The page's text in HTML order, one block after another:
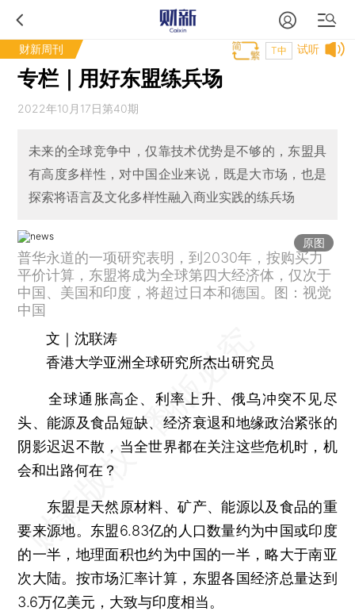
财新周刊 试听
T中
专栏｜用好东盟练兵场
2022年10月17日第40期
未来的全球竞争中，仅靠技术优势是不够的，东盟具
有高度多样性，对中国企业来说，既是大市场，也是
探索将语言及文化多样性融入商业实践的练兵场
原图
普华永道的一项研究表明，到2030年，按购买力
平价计算，东盟将成为全球第四大经济体，仅次于
中国、美国和印度，将超过日本和德国。图：视觉
中国
文｜沈联涛
香港大学亚洲全球研究所杰出研究员
全球通胀高企、利率上升、俄乌冲突不见尽
头、能源及食品短缺、经济衰退和地缘政治紧张的
阴影迟迟不散，当全世界都在关注这些危机时，机
会和出路何在？
东盟是天然原材料、矿产、能源以及食品的重
要来源地。东盟6.83亿的人口数量约为中国或印度
的一半，地理面积也约为中国的一半，略大于南亚
次大陆。按市场汇率计算，东盟各国经济总量达到
3.6万亿美元，大致与印度相当。